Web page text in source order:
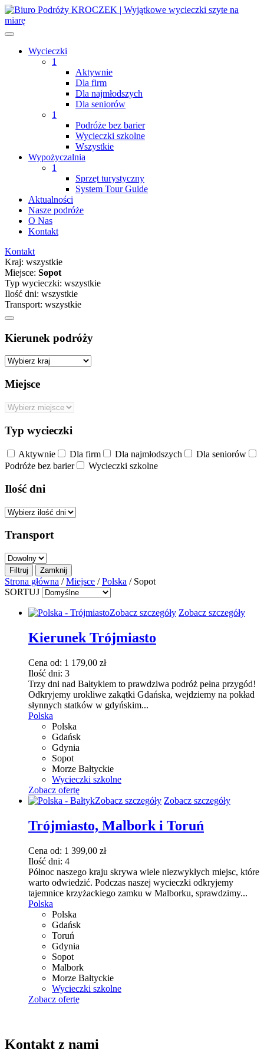
Wycieczki
1
Aktywnie
Dla firm
Dla najmłodszych
Dla seniorów
1
Podróże bez barier
Wycieczki szkolne
Wszystkie
Wypożyczalnia
1
Sprzęt turystyczny
System Tour Guide
Aktualności
Nasze podróże
O Nas
Kontakt
Kontakt
Kraj: wszystkie
Miejsce: Sopot
Typ wycieczki: wszystkie
Ilość dni: wszystkie
Transport: wszystkie
Kierunek podróży
Miejsce
Typ wycieczki
Aktywnie Dla firm Dla najmłodszych
Dla seniorów
Podróże bez barier
Wycieczki szkolne
Ilość dni
Transport
Strona główna /Miejsce /Polska / Sopot
SORTUJ
Zobacz szczegóły Ten
wybrać
na
Zobacz szczegóły
Kierunek Trójmiasto
Cena od: 1 179,00 zł
Ilość dni: 3
Trzy dni nad Bałtykiem to prawdziwa podróż pełna przygód!
Odkryjemy urokliwe zakątki Gdańska, wejdziemy na pokład
słynnych statków w gdyńskim...
Polska
Polska
Gdańsk
Gdynia
Sopot
Morze Bałtyckie
Wycieczki szkolne
Zobacz ofertę
Zobacz szczegóły Ten
ma
wiele
wybrać
na
stronie
Zobacz szczegóły
Trójmiasto, Malbork i Toruń
Cena od: 1 399,00 zł
Ilość dni: 4
Północ naszego kraju skrywa wiele niezwykłych miejsc, które
warto odwiedzić. Podczas naszej wycieczki odkryjemy
tajemnice krzyżackiego zamku w Malborku, sprawdzimy...
Polska
Polska
Gdańsk
Toruń
Gdynia
Sopot
Malbork
Morze Bałtyckie
Wycieczki szkolne
Zobacz ofertę
Kontakt z nami